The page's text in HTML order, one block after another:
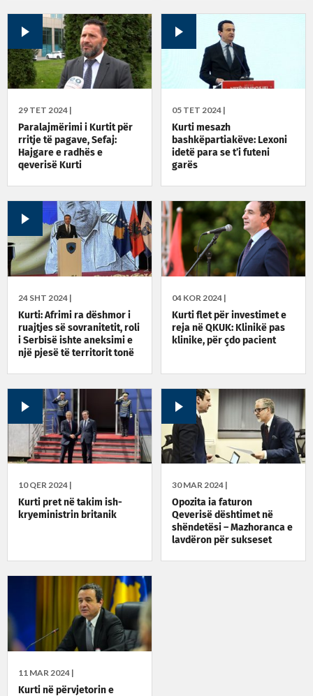
29 TET 2024 |
Paralajmërimi i Kurtit për
rritje të pagave, Sefaj:
Hajgare e radhës e
qeverisë Kurti
05 TET 2024 |
Kurti mesazh
bashkëpartiakëve: Lexoni
idetë para se t’i futeni
garës
24 SHT 2024 |
Kurti: Afrimi ra dëshmor i
ruajtjes së sovranitetit, roli
i Serbisë ishte aneksimi e
një pjesë të territorit tonë
04 KOR 2024 |
Kurti flet për investimet e
reja në QKUK: Klinikë pas
klinike, për çdo pacient
10 QER 2024 |
Kurti pret në takim ish-
kryeministrin britanik
30 MAR 2024 |
Opozita ia faturon
Qeverisë dështimet në
shëndetësi – Mazhoranca e
lavdëron për sukseset
11 MAR 2024 |
Kurti në përvjetorin e